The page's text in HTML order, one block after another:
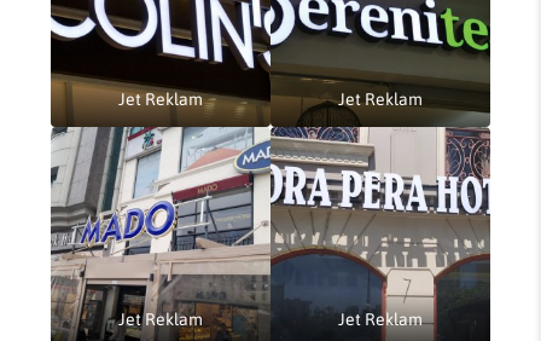
Jet Reklam Jet Reklam
Jet Reklam Jet Reklam